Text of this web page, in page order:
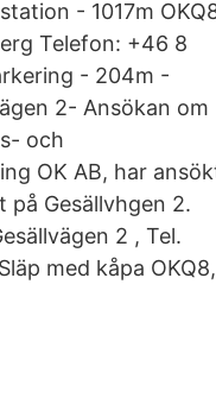
- 1017m
Telefon: +46 8
- 204m -
2- Ansökan om
och
OK AB, har
Gesällvhgen 2.
2 , Tel.
med kåpa OKQ8,